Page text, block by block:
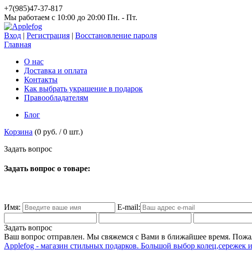
+7(985)47-37-817
Мы работаем c 10:00 до 20:00 Пн. - Пт.
Вход | Регистрация | Восстановление пароля
Главная
О нас
Доставка и оплата
Контакты
Как выбрать украшение в подарок
Правообладателям
Блог
Корзина (0 руб. /0 шт.)
Задать вопрос
Задать вопрос о товаре:
Имя: E-mail:
Задать вопрос
Ваш вопрос отправлен. Мы свяжемся с Вами в ближайшее время.
Applefog - магазин стильных подарков. Большой выбор колец,сережек